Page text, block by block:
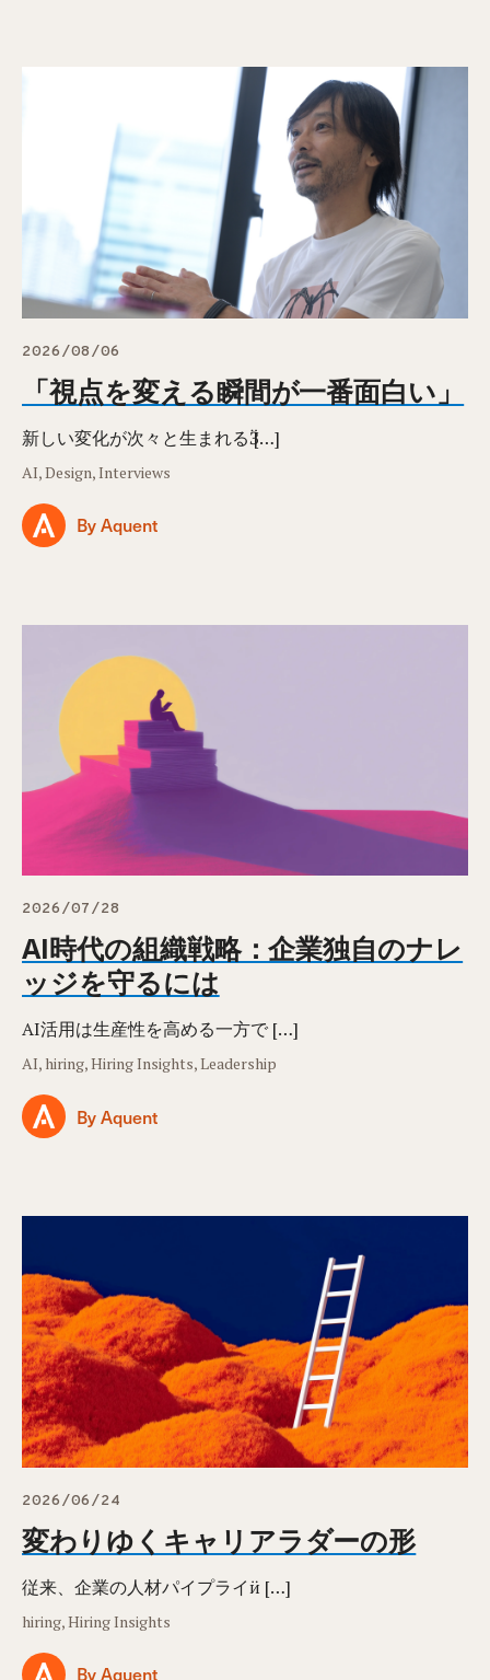
2026/08/06
「視点を変える瞬間が一番面白い」
新しい変化が次々と生まれるӞ […]
AI, Design, Interviews
By Aquent
2026/07/28
AI時代の組織戦略：企業独自のナレ
ッジを守るには
AI活用は生産性を高める一方で […]
AI, hiring, Hiring Insights, Leadership
By Aquent
2026/06/24
変わりゆくキャリアラダーの形
従来、企業の人材パイプライӥ […]
hiring, Hiring Insights
By Aquent